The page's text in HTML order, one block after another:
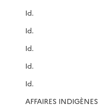
Id.
Id.
Id.
Id.
Id.
AFFAIRES INDIGÈNES